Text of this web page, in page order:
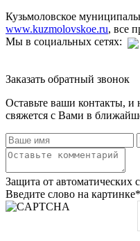
Кузьмоловское
www.kuzmolovskoe.ru, все
Мы в социальных сетях:
Заказать обратный звонок
Оставьте ваши контакты,
свяжется с Вами в
Защита от автоматических
Введите слово на картинке*